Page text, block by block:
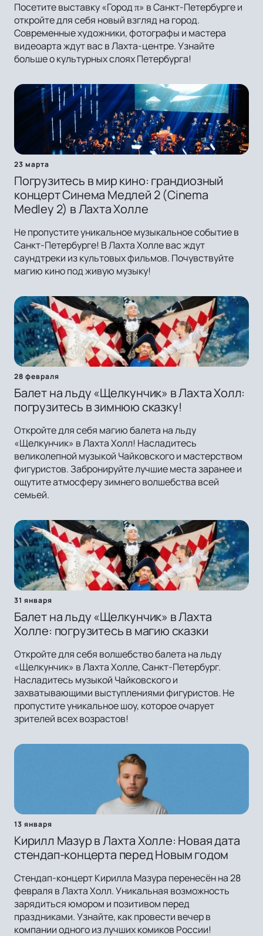
Посетите выставку «Город π» в Санкт-Петербурге и
откройте для себя новый взгляд на город.
Современные художники, фотографы и мастера
видеоарта ждут вас в Лахта-центре. Узнайте
больше о культурных слоях Петербурга!
23 марта
Погрузитесь в мир кино: грандиозный
концерт Синема Медлей 2 (Cinema
Medley 2) в Лахта Холле
Не пропустите уникальное музыкальное событие в
Санкт-Петербурге! В Лахта Холле вас ждут
саундтреки из культовых фильмов. Почувствуйте
магию кино под живую музыку!
28 февраля
Балет на льду «Щелкунчик» в Лахта Холл:
погрузитесь в зимнюю сказку!
Откройте для себя магию балета на льду
«Щелкунчик» в Лахта Холл! Насладитесь
великолепной музыкой Чайковского и мастерством
фигуристов. Забронируйте лучшие места заранее и
ощутите атмосферу зимнего волшебства всей
семьей.
31 января
Балет на льду «Щелкунчик» в Лахта
Холле: погрузитесь в магию сказки
Откройте для себя волшебство балета на льду
«Щелкунчик» в Лахта Холле, Санкт-Петербург.
Насладитесь музыкой Чайковского и
захватывающими выступлениями фигуристов. Не
пропустите уникальное шоу, которое очарует
зрителей всех возрастов!
13 января
Кирилл Мазур в Лахта Холле: Новая дата
стендап-концерта перед Новым годом
Стендап-концерт Кирилла Мазура перенесён на 28
февраля в Лахта Холл. Уникальная возможность
зарядиться юмором и позитивом перед
праздниками. Узнайте, как провести вечер в
компании одного из лучших комиков России!